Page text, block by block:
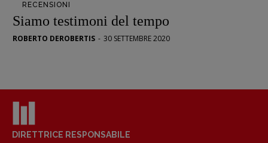
RECENSIONI
Siamo testimoni del tempo
ROBERTO DEROBERTIS - 30 SETTEMBRE 2020
DIRETTRICE RESPONSABILE